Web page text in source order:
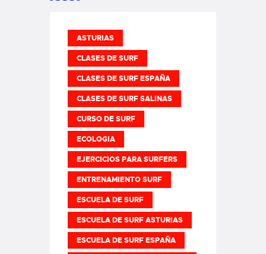
ASTURIAS
CLASES DE SURF
CLASES DE SURF ESPAÑA
CLASES DE SURF SALINAS
CURSO DE SURF
ECOLOGIA
EJERCICIOS PARA SURFERS
ENTRENAMIENTO SURF
ESCUELA DE SURF
ESCUELA DE SURF ASTURIAS
ESCUELA DE SURF ESPAÑA